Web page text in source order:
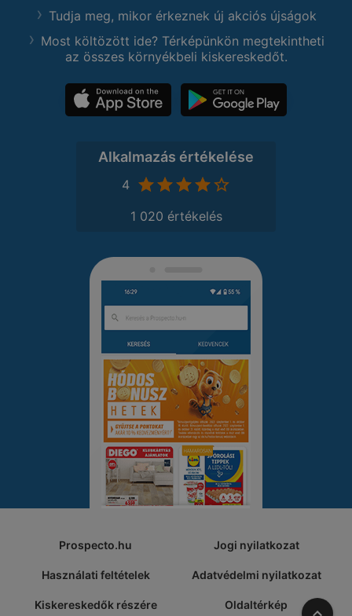
Tudja meg, mikor érkeznek új akciós újságok
Most költözött ide? Térképünkön megtekintheti
az összes környékbeli kiskereskedőt.
Alkalmazás értékelése
4
1 020 értékelés
Prospecto.hu Jogi nyilatkozat
Használati feltételek Adatvédelmi nyilatkozat
Kiskereskedők részére Oldaltérkép A